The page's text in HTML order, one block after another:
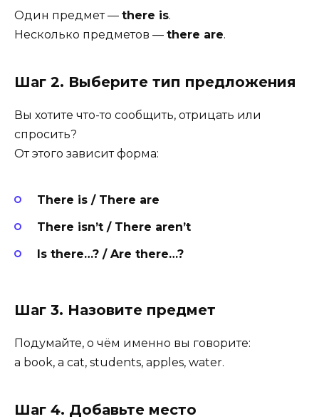
Один предмет — there is.
Несколько предметов — there are.
Шаг 2. Выберите тип предложения
Вы хотите что-то сообщить, отрицать или
спросить?
От этого зависит форма:
There is / There are
There isn’t / There aren’t
Is there…? / Are there…?
Шаг 3. Назовите предмет
Подумайте, о чём именно вы говорите:
a book, a cat, students, apples, water.
Шаг 4. Добавьте место